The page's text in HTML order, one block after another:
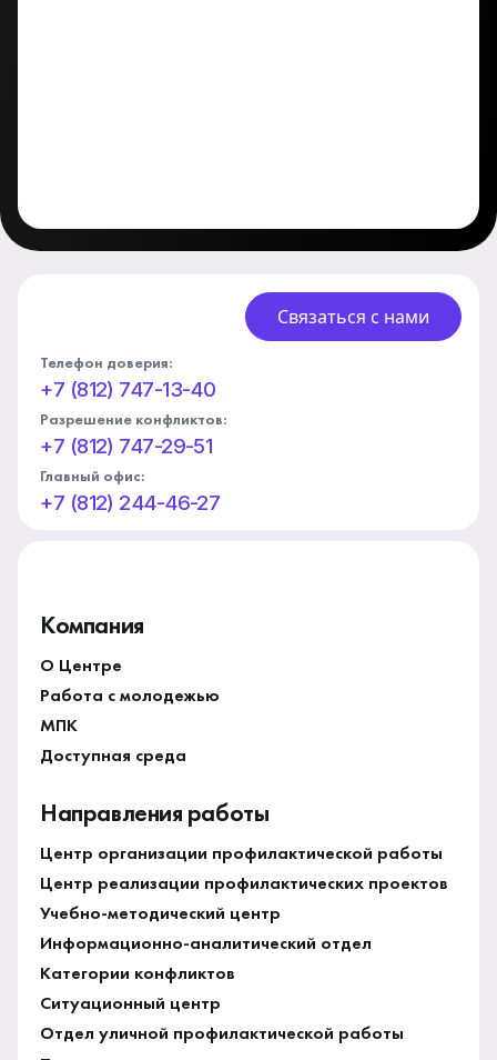
Связаться с нами
Телефон доверия:
+7 (812) 747-13-40
Разрешение конфликтов:
+7 (812) 747-29-51
Главный офис:
+7 (812) 244-46-27
Компания
О Центре
Работа с молодежью
МПК
Доступная среда
Направления работы
Центр организации профилактической работы
Центр реализации профилактических проектов
Учебно-методический центр
Информационно-аналитический отдел
Категории конфликтов
Ситуационный центр
Отдел уличной профилактической работы